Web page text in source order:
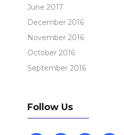
June 2017
December 2016
November 2016
October 2016
September 2016
Follow Us